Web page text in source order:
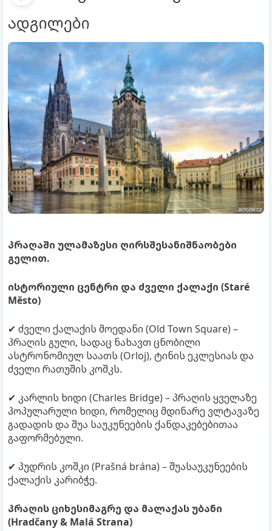
ადგილები
პრაღაში ულამაზესი ღირსშესანიშნაობები
გელით.
ისტორიული ცენტრი და ძველი ქალაქი (Staré
Město)
✔ ძველი ქალაქის მოედანი (Old Town Square) –
პრაღის გული, სადაც ნახავთ ცნობილი
ასტრონომიულ საათს (Orloj), ტინის ეკლესიას და
ძველი რათუშის კოშკს.
✔ კარლის ხიდი (Charles Bridge) – პრაღის ყველაზე
პოპულარული ხიდი, რომელიც მდინარე ვლტავაზე
გადადის და შუა საუკუნეების ქანდაკებებითაა
გაფორმებული.
✔ პუდრის კოშკი (Prašná brána) – შუასაუკუნეების
ქალაქის კარიბჭე.
პრაღის ციხესიმაგრე და მალაქას უბანი
(Hradčany & Malá Strana)